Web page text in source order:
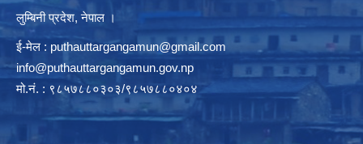
लुम्बिनी प्रदेश, नेपाल ।
ई-मेल : puthauttargangamun@gmail.com
info@puthauttargangamun.gov.np
मो.नं. : ९८५७८८०३०३/९८५७८८०४०४